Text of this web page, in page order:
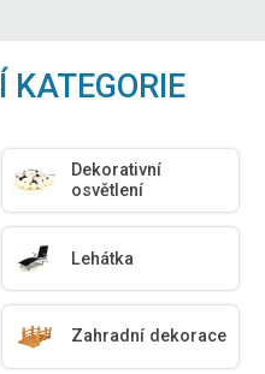
Dekorativní
osvětlení
Lehátka
Zahradní dekorace